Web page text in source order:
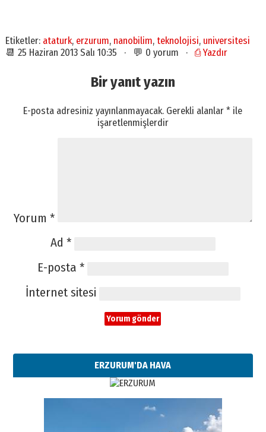
Etiketler: ataturk, erzurum, nanobilim, teknolojisi, universitesi
📆 25 Haziran 2013 Salı 10:35 · 💬 0 yorum · ⎙ Yazdır
Bir yanıt yazın
E-posta adresiniz yayınlanmayacak. Gerekli alanlar* ile
işaretlenmişlerdir
Yorum *
Ad *
E-posta *
İnternet sitesi
ERZURUM'DA HAVA